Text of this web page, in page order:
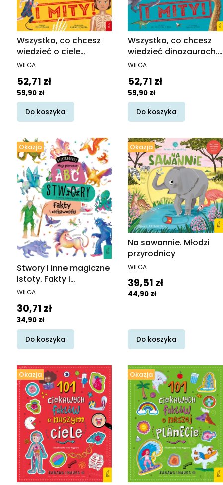
Wszystko, co chcesz
wiedzieć o ciele
człowieka. Fakty i Mity
PRODUCENT
WILGA
Cena promocyjna
52,71 zł
59,90 zł
Do koszyka
Wszystko, co chcesz
wiedzieć dinozaurach.
Fakty i mity
PRODUCENT
WILGA
Cena promocyjna
52,71 zł
59,90 zł
Do koszyka
Okazja
Stwory i inne magiczne
istoty. Fakty i
ciekawostki.
pierwsze ABC
PRODUCENT
WILGA
Cena promocyjna
30,71 zł
34,90 zł
Do koszyka
Okazja
Na sawannie. Młodzi
przyrodnicy
PRODUCENT
WILGA
Cena promocyjna
39,51 zł
44,90 zł
Do koszyka
Okazja Okazja